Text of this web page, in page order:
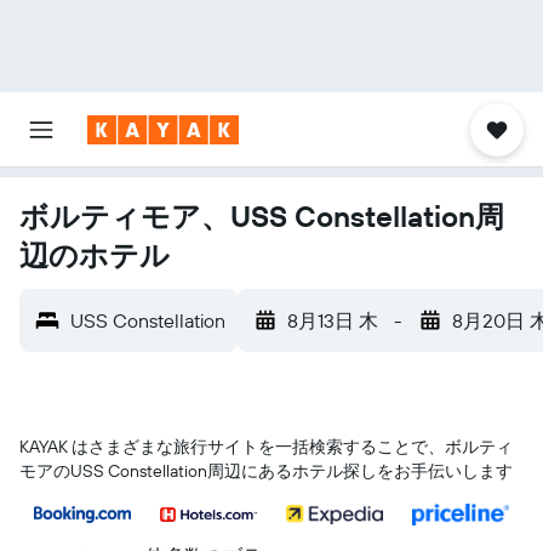
ボルティモア、USS Constellation周
辺のホテル
USS Constellation 8月13日 木 - 8月20日
KAYAK はさまざまな旅行サイトを一括検索することで、ボルティ
モア​のUSS Constellation​周辺にあるホテル探しをお手伝いします